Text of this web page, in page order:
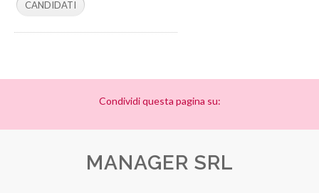
Condividi questa pagina su:
MANAGER SRL